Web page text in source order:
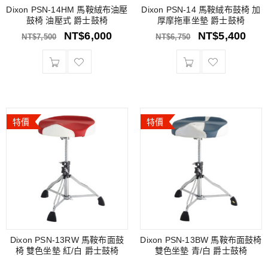
Dixon PSN-14HM 馬鞍絨布油壓
鼓椅 油壓式 爵士鼓椅
NT$7,500 NT$6,000
Dixon PSN-14 馬鞍絨布鼓椅 加
厚摩拖車坐墊 爵士鼓椅
NT$6,750 NT$5,400
特價
Dixon PSN-13RW 馬鞍布面鼓
椅 雙色坐墊 紅/白 爵士鼓椅
特價
Dixon PSN-13BW 馬鞍布面鼓椅
雙色坐墊 青/白 爵士鼓椅